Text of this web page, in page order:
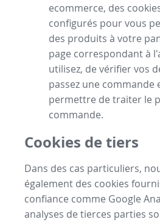
ecommerce, des
configurés pour vous
des produits à votre
page correspondant à
utilisez, de vérifier vos
passez une commande
permettre de traiter le
commande.
Cookies de tiers
Dans des cas particuliers,
également des cookies
confiance comme Google
analyses de tierces parties